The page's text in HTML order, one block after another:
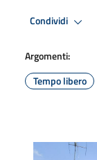
Condividi
Argomenti:
Tempo libero